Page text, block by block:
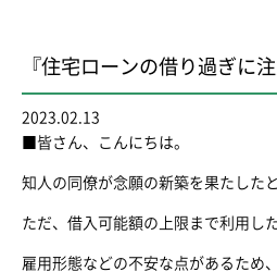
『住宅ローンの借り過ぎに
2023.02.13
■皆さん、こんにちは。
知人の同僚が念願の新築を果たしたと
ただ、借入可能額の上限まで利用し
雇用形態などの不安な点があるため、